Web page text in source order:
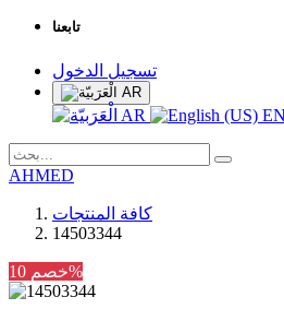
تابعنا
تسجيل الدخول
AR
AR EN
AHMED
كافة المنتجات
14503344
خصم 10%